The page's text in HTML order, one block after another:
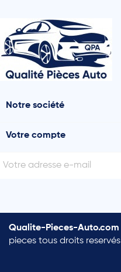
Notre société
Votre compte
Qualite-Pieces-Auto.com
pieces tous droits reservés